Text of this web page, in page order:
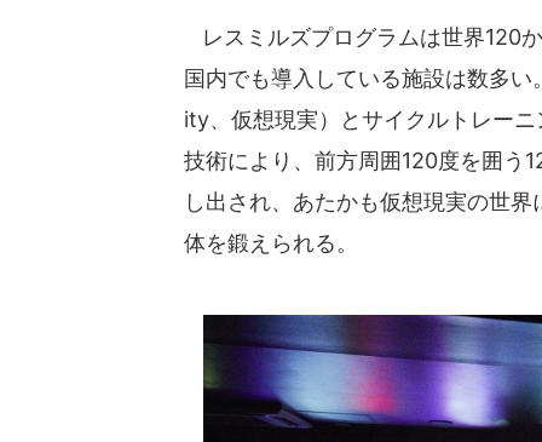
レスミルズプログラムは世界120
国内でも導入している施設は数多い
ity、仮想現実）とサイクルトレー
技術により、前方周囲120度を囲う
し出され、あたかも仮想現実の世
体を鍛えられる。